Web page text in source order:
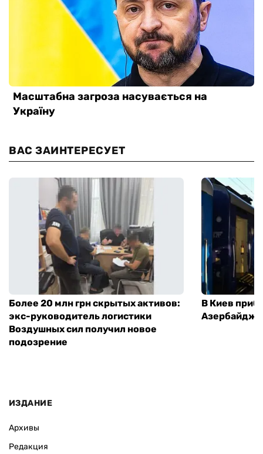
ВАС ЗАИНТЕРЕСУЕТ
Более 20 млн грн скрытых активов:
экс-руководитель логистики
Воздушных сил получил новое
подозрение
В Киев
ИЗДАНИЕ
Архивы
Редакция